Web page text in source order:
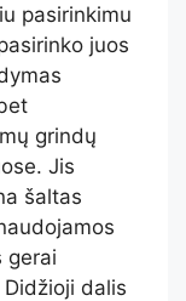
pasirinkimu
juos
grindų
Jis
šaltas
gerai
dalis